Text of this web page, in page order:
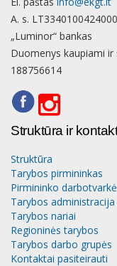
A. s.
„Luminor“ bankas
Duomenys kaupiami
188756614
Struktūra ir
Struktūra
Tarybos pirmininkas
Pirmininko darbotvarkė
Tarybos administracija
Tarybos nariai
Regioninės tarybos
Tarybos darbo grupės
Kontaktai pasiteirauti